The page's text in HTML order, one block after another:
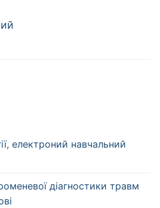
електроний навчальний
діагностики травм